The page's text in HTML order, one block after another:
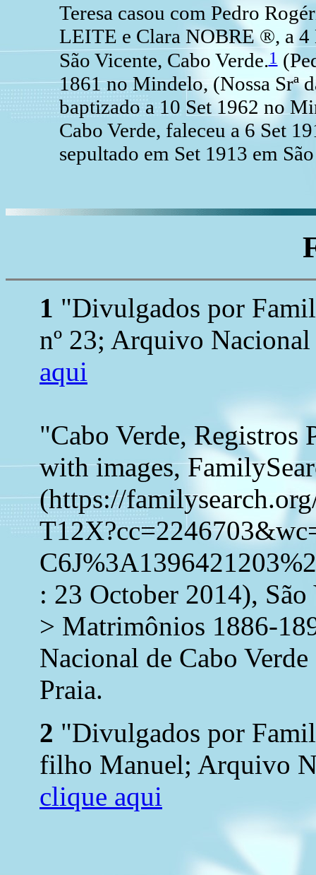
Teresa casou com Pedro
LEITE e Clara NOBRE ®, a 4
São Vicente, Cabo Verde.1
1861 no Mindelo, (Nossa Srª
baptizado a 10 Set 1962 no
Cabo Verde, faleceu a 6 Set
sepultado em Set 1913 em
1 "Divulgados por
nº 23; Arquivo
aqui
"Cabo Verde, Registros
with images,
(https://
: 23 October 2014),
> Matrimônios 1886-
Nacional de Cabo
Praia.
2 "Divulgados por
filho Manuel; Arquivo
clique aqui